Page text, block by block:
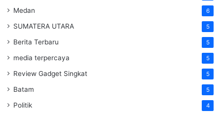
Medan 6
SUMATERA UTARA 5
Berita Terbaru 5
media terpercaya 5
Review Gadget Singkat 5
Batam 5
Politik 4